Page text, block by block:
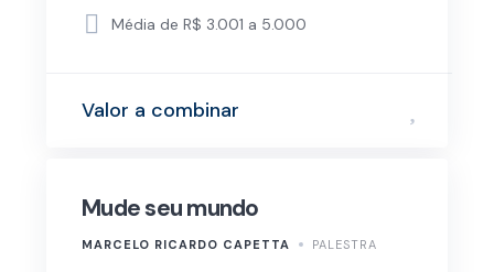
Média de R$ 3.001 a 5.000
Valor a combinar
Mude seu mundo
MARCELO RICARDO CAPETTA PALESTRA